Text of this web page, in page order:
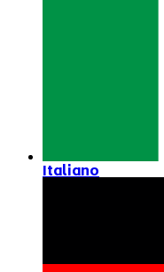
Italiano